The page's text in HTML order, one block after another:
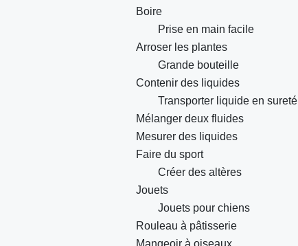
Boire
Prise en main facile
Arroser les plantes
Grande bouteille
Contenir des liquides
Transporter liquide en sureté
Mélanger deux fluides
Mesurer des liquides
Faire du sport
Créer des altères
Jouets
Jouets pour chiens
Rouleau à pâtisserie
Mangeoir à oiseaux